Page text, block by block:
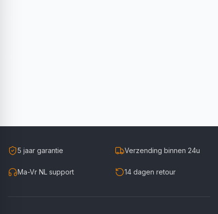
5 jaar garantie Verzending binnen 24u
Ma-Vr NL support 14 dagen retour